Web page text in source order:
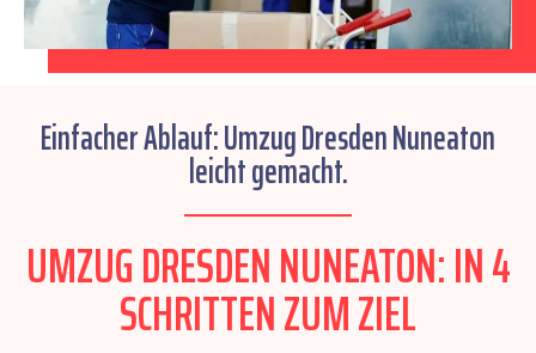
Einfacher Ablauf: Umzug Dresden Nuneaton
leicht gemacht.
UMZUG DRESDEN NUNEATON: IN 4
SCHRITTEN ZUM ZIEL